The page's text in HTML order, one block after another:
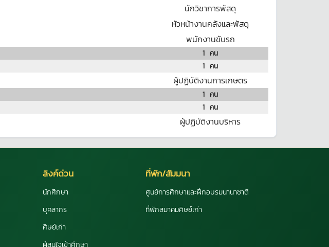
นักวิชาการพัสดุ
หัวหน้างานคลังและพัสดุ
พนักงานขับรถ
1 คน
1 คน
ผู้ปฏิบัติงานการเกษตร
1 คน
1 คน
ผู้ปฏิบัติงานบริหาร
ลิงค์ด่วน
นักศึกษา
บุคลากร
ศิษย์เก่า
ผู้สนใจเข้าศึกษา
ที่พัก/สัมมนา
ศูนย์การศึกษาและฝึกอบรมนานาชาติ
ที่พักสมาคมศิษย์เก่า